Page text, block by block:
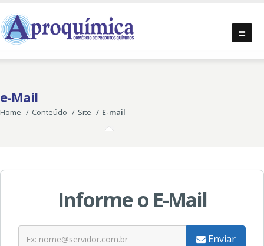
e-Mail
Home Conteúdo Site E-mail
Informe o E-Mail
Enviar